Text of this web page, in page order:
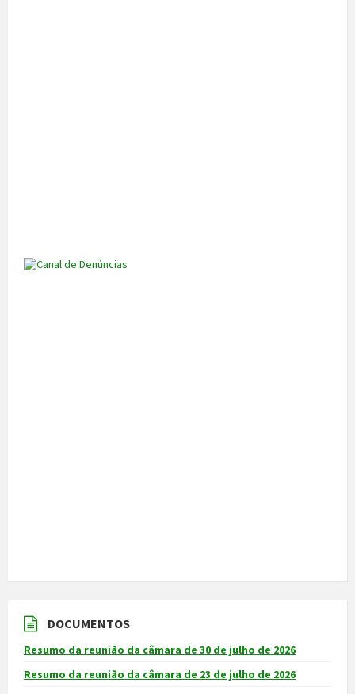
DOCUMENTOS
Resumo da reunião da câmara de 30 de julho de 2026
Resumo da reunião da câmara de 23 de julho de 2026